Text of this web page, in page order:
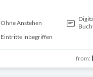
Ohne Anstehen
Eintritte inbegriffen
from: